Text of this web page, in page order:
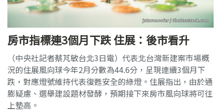
房市指標連3個月下跌 住展：後市看升
（中央社記者蔡芃敏台北3日電）代表北台灣新建案市場概
況的住展風向球今年2月分數為44.6分，呈現連續3個月下
跌，對應燈號維持代表復甦安全的綠燈。住展指出，由於通
膨疑慮、選舉建設題材發酵，預期接下來房市風向球將可往
上墊高。